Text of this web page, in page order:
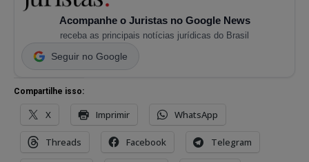
Acompanhe o Juristas no Google News
receba as principais notícias jurídicas do Brasil
Seguir no Google
Compartilhe isso:
X Imprimir WhatsApp
Threads Facebook Telegram